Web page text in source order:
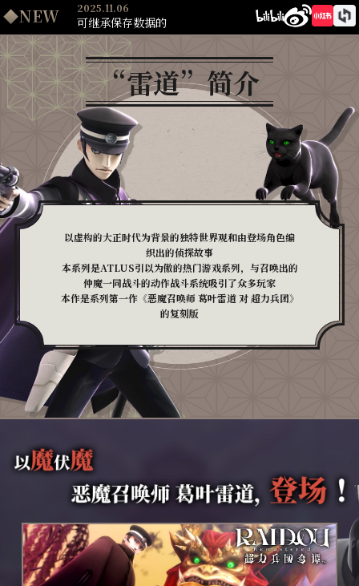
◆NEW 2025.11.06
可继承保存数据的
免费体验版现已发布！
2025.09.17
更新补丁Ver.1.10发布！
制作人来信同步公开
“雷道”简介
以虚构的大正时代为背景的独特世界观和由登场角色编
织出的侦探故事
本系列是ATLUS引以为傲的热门游戏系列，与召唤出的
仲魔一同战斗的动作战斗系统吸引了众多玩家
本作是系列第一作《恶魔召唤师 葛叶雷道 对 超力兵团》
的复刻版